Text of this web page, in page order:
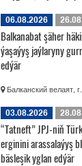
06.08.2026
Balkanabat şäher
ýaşaýyş jaýlaryny
edýär
Балканский велаят,
03.08.2026
“Tatneft” JPJ-niň
erginini arassalaýyş
bäsleşik yglan edýär